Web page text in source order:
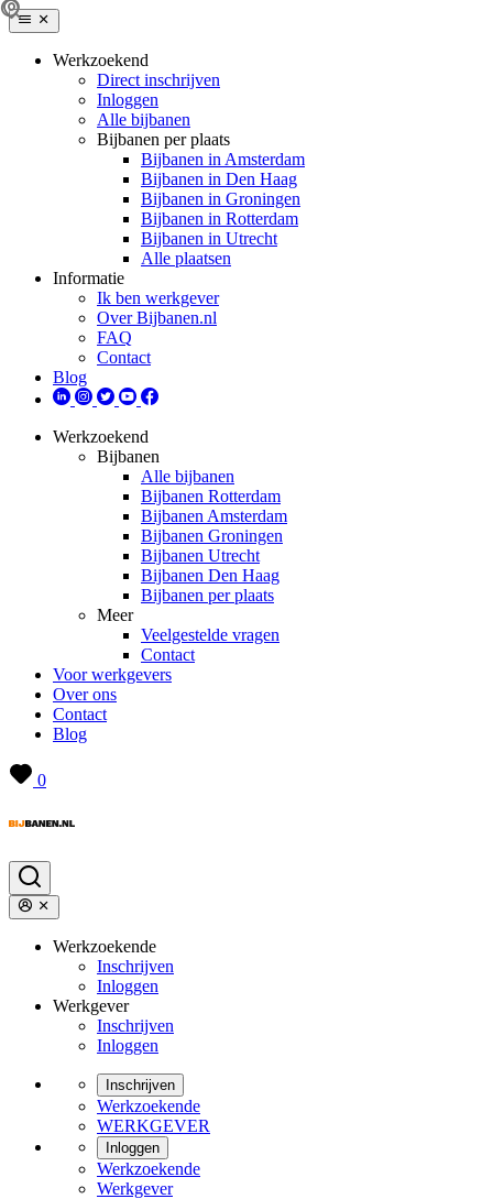
Werkzoekend
Direct inschrijven
Inloggen
Alle bijbanen
Bijbanen per plaats
Bijbanen in Amsterdam
Bijbanen in Den Haag
Bijbanen in Groningen
Bijbanen in Rotterdam
Bijbanen in Utrecht
Alle plaatsen
Informatie
Ik ben werkgever
Over Bijbanen.nl
FAQ
Contact
Blog
Werkzoekend
Bijbanen
Alle bijbanen
Bijbanen Rotterdam
Bijbanen Amsterdam
Bijbanen Groningen
Bijbanen Utrecht
Bijbanen Den Haag
Bijbanen per plaats
Meer
Veelgestelde vragen
Contact
Voor werkgevers
Over ons
Contact
Blog
0
Werkzoekende
Inschrijven
Inloggen
Werkgever
Inschrijven
Inloggen
Inschrijven
Werkzoekende
WERKGEVER
Inloggen
Werkzoekende
Werkgever